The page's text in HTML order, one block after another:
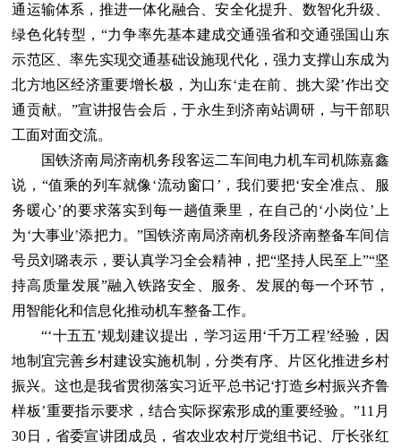
通运输体系，推进一体化融合、安全化提升、数智化升级、
绿色化转型，“力争率先基本建成交通强省和交通强国山东
示范区、率先实现交通基础设施现代化，强力支撑山东成为
北方地区经济重要增长极，为山东‘走在前、挑大梁’作出交
通贡献。”宣讲报告会后，于永生到济南站调研，与干部职
工面对面交流。
国铁济南局济南机务段客运二车间电力机车司机陈嘉鑫
说，“值乘的列车就像‘流动窗口’，我们要把‘安全准点、服
务暖心’的要求落实到每一趟值乘里，在自己的‘小岗位’上
为‘大事业’添把力。”国铁济南局济南机务段济南整备车间信
号员刘璐表示，要认真学习全会精神，把“坚持人民至上”“坚
持高质量发展”融入铁路安全、服务、发展的每一个环节，
用智能化和信息化推动机车整备工作。
“‘十五五’规划建议提出，学习运用‘千万工程’经验，因
地制宜完善乡村建设实施机制，分类有序、片区化推进乡村
振兴。这也是我省贯彻落实习近平总书记‘打造乡村振兴齐鲁
样板’重要指示要求，结合实际探索形成的重要经验。”11月
30日，省委宣讲团成员，省农业农村厅党组书记、厅长张红